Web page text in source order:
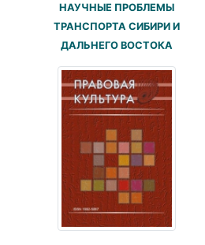
НАУЧНЫЕ ПРОБЛЕМЫ
ТРАНСПОРТА СИБИРИ И
ДАЛЬНЕГО ВОСТОКА